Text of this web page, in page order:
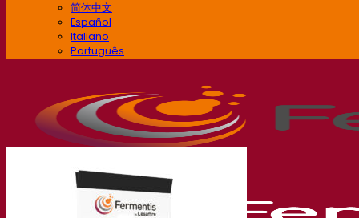
简体中文
Español
Italiano
Português